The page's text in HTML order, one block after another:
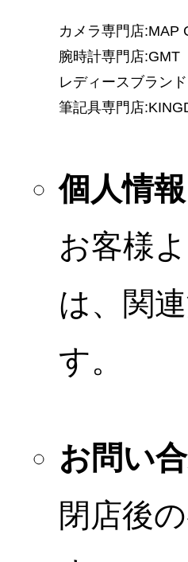
カメラ専門店:MAP
腕時計専門店:GMT
レディースブラン
筆記具専門店
個人情
お客様
は、関
す。
お問い
閉店後